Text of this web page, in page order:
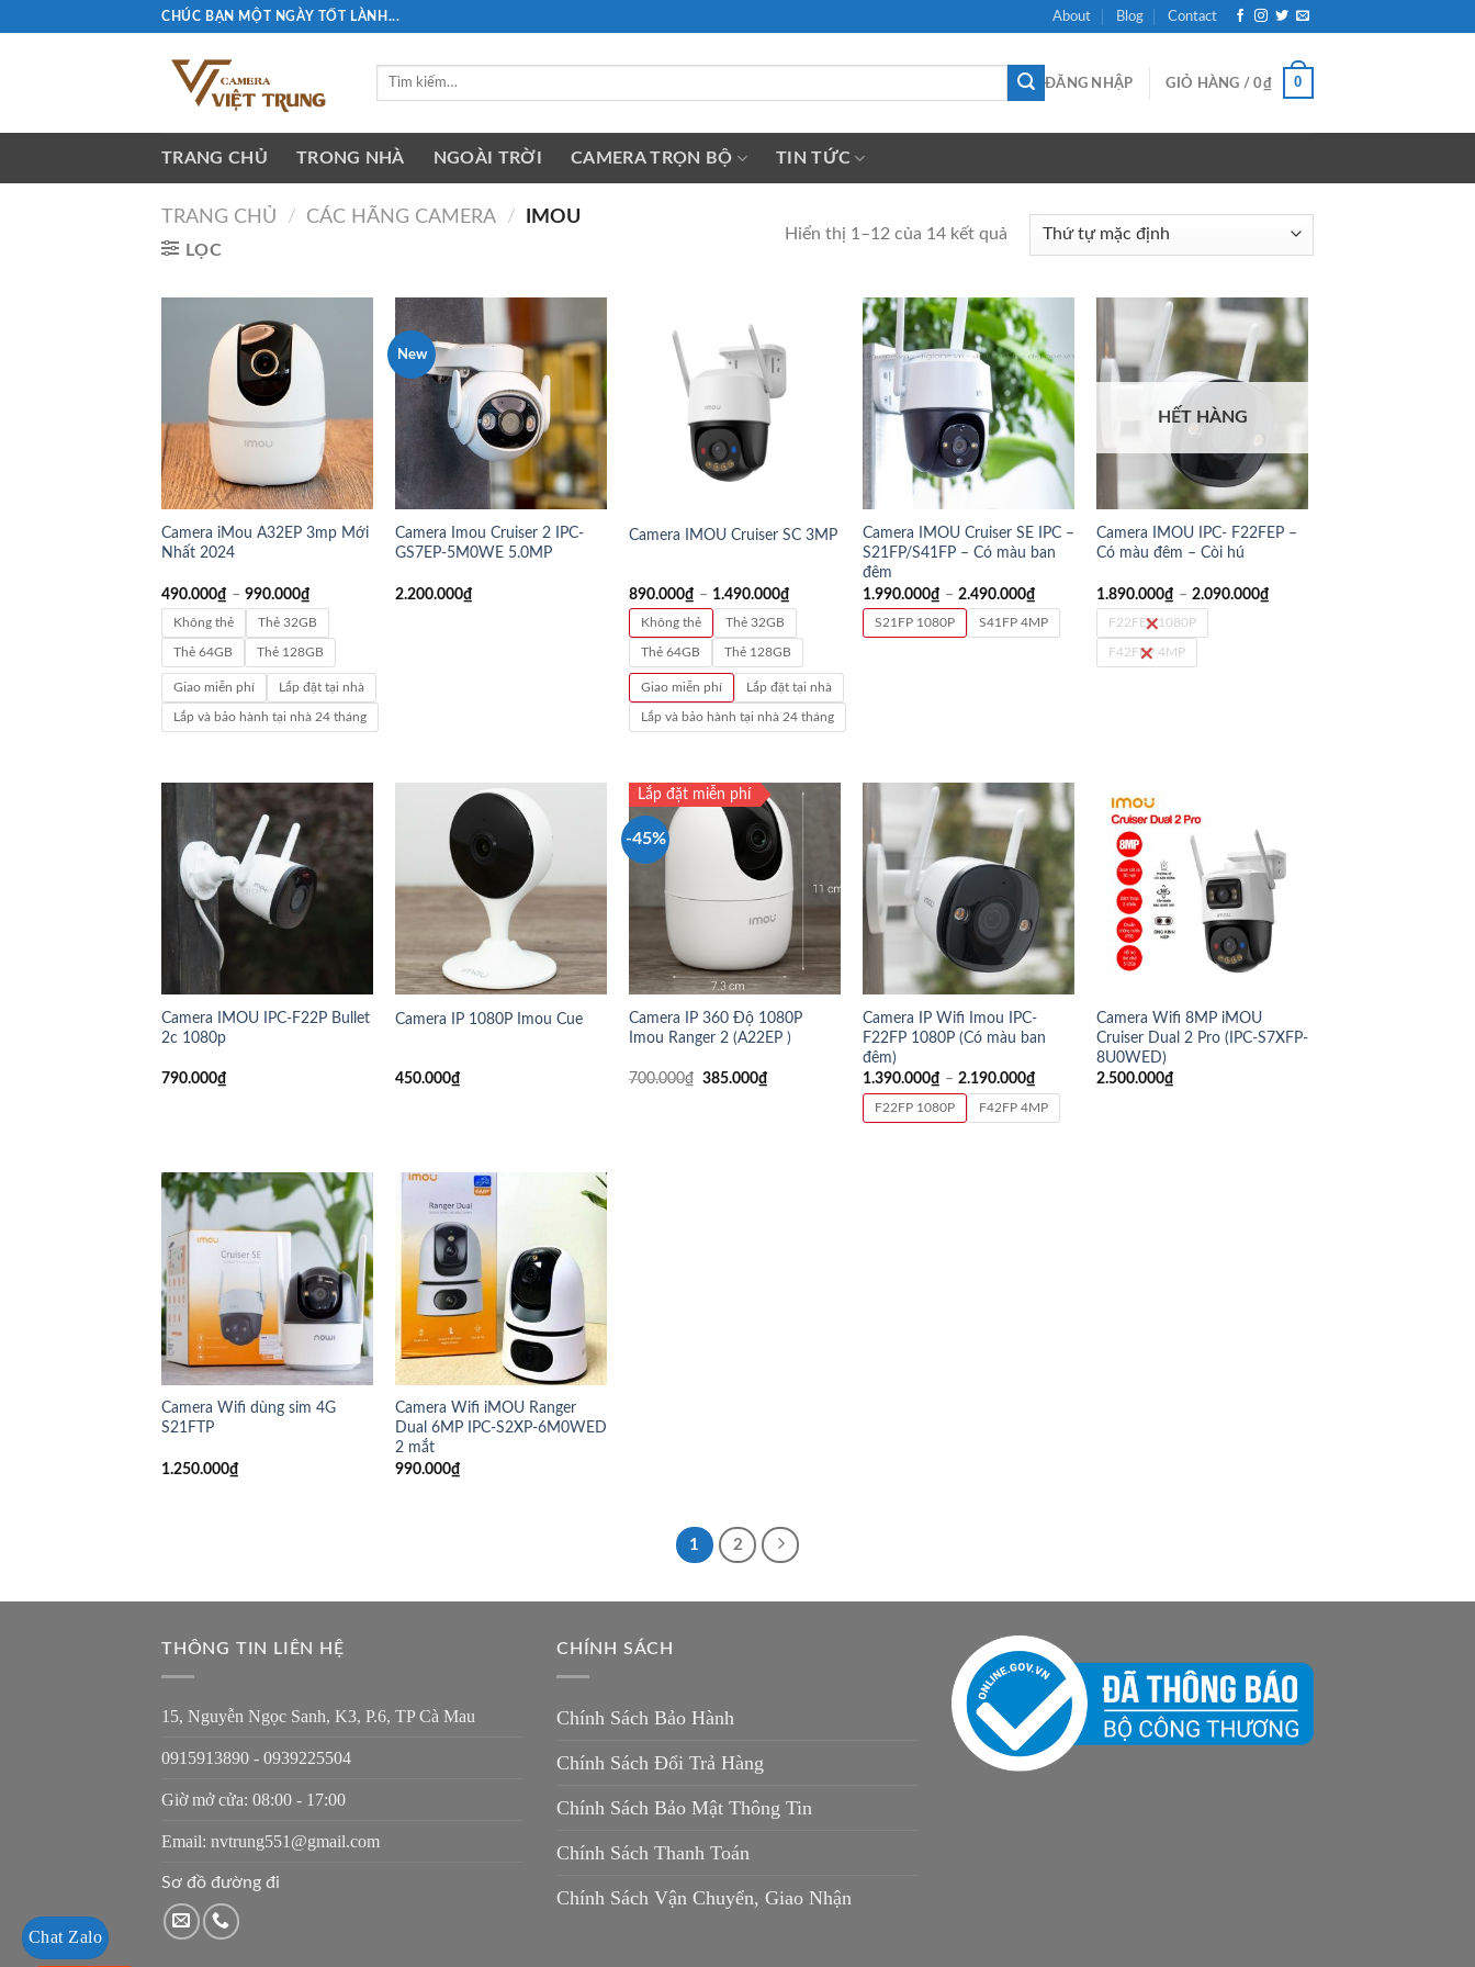
CHÚC BẠN MỘT NGÀY TỐT LÀNH... About Blog Contact
Tìm
ĐĂNG NHẬP GIỎ HÀNG /0₫ 0
TRANG CHỦ TRONG NHÀ NGOÀI TRỜI CAMERA TRỌN BỘ TIN TỨC
TRANG CHỦ / CÁC HÃNG CAMERA / IMOU
LỌC
Hiển thị 1–12 của 14 kết quả
Camera iMou A32EP 3mp Mới
Nhất 2024
490.000₫ – 990.000₫
Không thẻ Thẻ 32GB
Thẻ 64GB Thẻ 128GB
Giao miễn phí Lắp đặt tại nhà
Lắp và bảo hành tại nhà 24 tháng
New
Camera Imou Cruiser 2 IPC-
GS7EP-5M0WE 5.0MP
2.200.000₫
Camera IMOU Cruiser SC 3MP
890.000₫ – 1.490.000₫
Không thẻ Thẻ 32GB
Thẻ 64GB Thẻ 128GB
Giao miễn phí Lắp đặt tại nhà
Lắp và bảo hành tại nhà 24 tháng
Camera IMOU Cruiser SE IPC –
S21FP/S41FP – Có màu ban
đêm
1.990.000₫ – 2.490.000₫
S21FP 1080P S41FP 4MP
HẾT HÀNG
Camera IMOU IPC- F22FEP –
Có màu đêm – Còi hú
1.890.000₫ – 2.090.000₫
F22FEP 1080P
F42FEP 4MP
Camera IMOU IPC-F22P Bullet
2c 1080p
790.000₫
Camera IP 1080P Imou Cue
450.000₫
-45%
Lắp đặt miễn phí
Camera IP 360 Độ 1080P
Imou Ranger 2 (A22EP )
700.000₫ 385.000₫
Camera IP Wifi Imou IPC-
F22FP 1080P (Có màu ban
đêm)
1.390.000₫ – 2.190.000₫
F22FP 1080P F42FP 4MP
Camera Wifi 8MP iMOU
Cruiser Dual 2 Pro (IPC-S7XFP-
8U0WED)
2.500.000₫
Camera Wifi dùng sim 4G
S21FTP
1.250.000₫
Camera Wifi iMOU Ranger
Dual 6MP IPC-S2XP-6M0WED
2 mắt
990.000₫
1 2
THÔNG TIN LIÊN HỆ
15, Nguyễn Ngọc Sanh, K3, P.6, TP Cà Mau
0915913890 - 0939225504
Giờ mở cửa: 08:00 - 17:00
Email: nvtrung551@gmail.com
Sơ đồ đường đi
CHÍNH SÁCH
Chính Sách Bảo Hành
Chính Sách Đổi Trả Hàng
Chính Sách Bảo Mật Thông Tin
Chính Sách Thanh Toán
Chính Sách Vận Chuyển, Giao Nhận
Chat Zalo